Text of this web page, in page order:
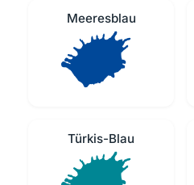
Meeresblau
Türkis-Blau